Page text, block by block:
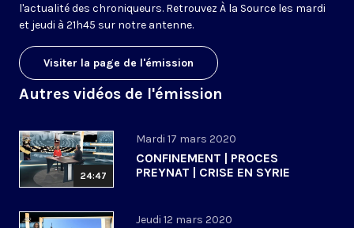
l'actualité des chroniqueurs. Retrouvez À la Source les mardi
et jeudi à 21h45 sur notre antenne.
Visiter la page de l'émission
Autres vidéos de l'émission
24:47
Mardi 17 mars 2020
CONFINEMENT | PROCES
PREYNAT | CRISE EN SYRIE
Jeudi 12 mars 2020